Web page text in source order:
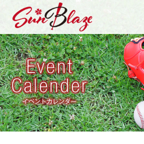
content